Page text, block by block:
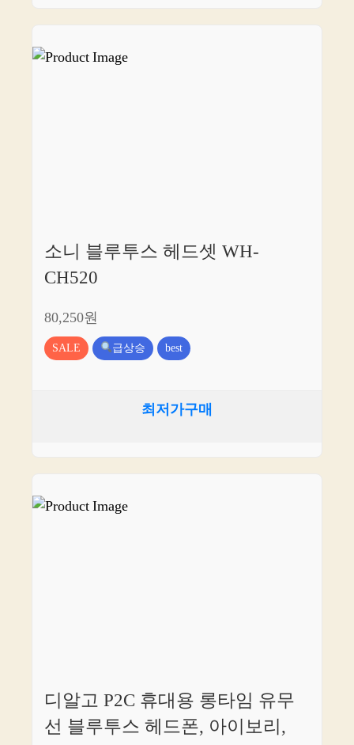
소니 블루투스 헤드셋 WH-
CH520
80,250원
SALE 급상승 best
최저가구매
디알고 P2C 휴대용 롱타임 유무
선 블루투스 헤드폰, 아이보리,